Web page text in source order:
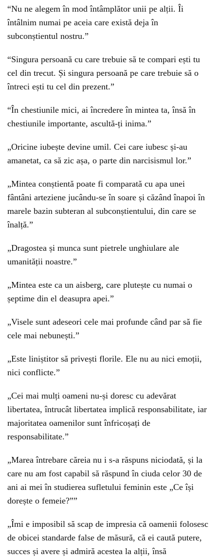
“Nu ne alegem în mod întâmplător unii pe alții. Îi
întâlnim numai pe aceia care există deja în
subconștientul nostru.”
“Singura persoană cu care trebuie să te compari ești tu
cel din trecut. Și singura persoană pe care trebuie să o
întreci ești tu cel din prezent.”
“În chestiunile mici, ai încredere în mintea ta, însă în
chestiunile importante, ascultă-ți inima.”
„Oricine iubește devine umil. Cei care iubesc și-au
amanetat, ca să zic așa, o parte din narcisismul lor.”
„Mintea conștientă poate fi comparată cu apa unei
fântâni arteziene jucându-se în soare și căzând înapoi în
marele bazin subteran al subconștientului, din care se
înalță.”
„Dragostea și munca sunt pietrele unghiulare ale
umanității noastre.”
„Mintea este ca un aisberg, care plutește cu numai o
șeptime din el deasupra apei.”
„Visele sunt adeseori cele mai profunde când par să fie
cele mai nebunești.”
„Este liniștitor să privești florile. Ele nu au nici emoții,
nici conflicte.”
„Cei mai mulți oameni nu-și doresc cu adevărat
libertatea, întrucât libertatea implică responsabilitate, iar
majoritatea oamenilor sunt înfricoșați de
responsabilitate.”
„Marea întrebare căreia nu i s-a răspuns niciodată, și la
care nu am fost capabil să răspund în ciuda celor 30 de
ani ai mei în studierea sufletului feminin este „Ce își
dorește o femeie?””
„Îmi e imposibil să scap de impresia că oamenii folosesc
de obicei standarde false de măsură, că ei caută putere,
succes și avere și admiră acestea la alții, însă